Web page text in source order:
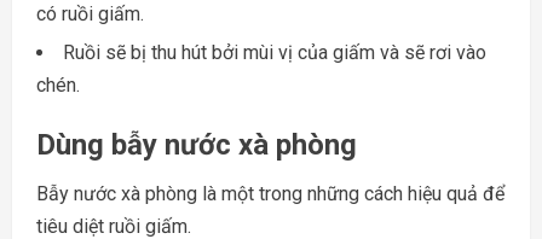
có ruồi giấm.
Ruồi sẽ bị thu hút bởi mùi vị của giấm và sẽ rơi vào
chén.
Dùng bẫy nước xà phòng
Bẫy nước xà phòng là một trong những cách hiệu quả để
tiêu diệt ruồi giấm.